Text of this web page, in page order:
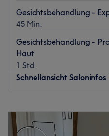
Gesichtsbehandlung -
45 Min.
Gesichtsbehandlung -
Haut
1 Std.
Schnellansicht Saloninfos
Mittwoch